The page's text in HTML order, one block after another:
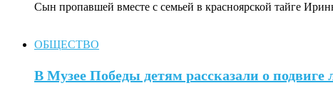
Сын пропавшей вместе с семьей в красноярской тайге
ОБЩЕСТВО
В Музее Победы детям рассказали о подвиге